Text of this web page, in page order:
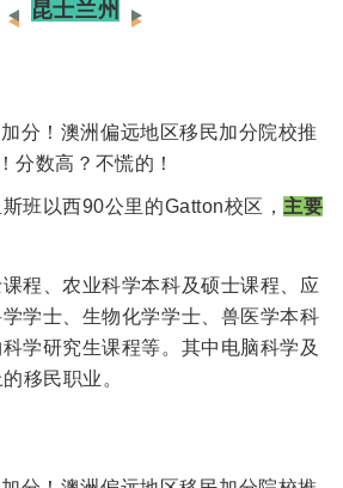
昆士兰州
班以西90公里的Gatton校区， 主要
程、农业科学本科及硕士课程、应
学士、生物化学学士、兽医学本科
学研究生课程等。其中电脑科学及
移民职业。